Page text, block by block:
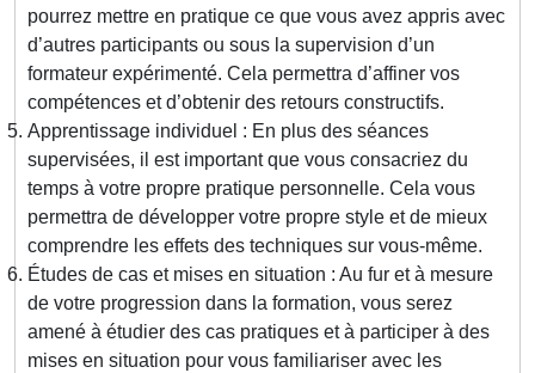
pourrez mettre en pratique ce que vous avez appris avec
d’autres participants ou sous la supervision d’un
formateur expérimenté. Cela permettra d’affiner vos
compétences et d’obtenir des retours constructifs.
Apprentissage individuel : En plus des séances
supervisées, il est important que vous consacriez du
temps à votre propre pratique personnelle. Cela vous
permettra de développer votre propre style et de mieux
comprendre les effets des techniques sur vous-même.
Études de cas et mises en situation : Au fur et à mesure
de votre progression dans la formation, vous serez
amené à étudier des cas pratiques et à participer à des
mises en situation pour vous familiariser avec les